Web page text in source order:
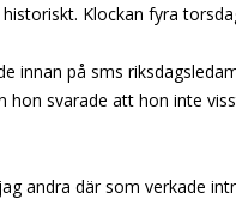
Klockan fyra
innan på sms
svarade att hon inte
andra där som verkade